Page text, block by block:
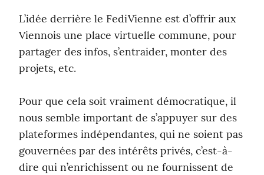
L’idée derrière le FediVienne est d’offrir aux
Viennois une place virtuelle commune, pour
partager des infos, s’entraider, monter des
projets, etc.
Pour que cela soit vraiment démocratique, il
nous semble important de s’appuyer sur des
plateformes indépendantes, qui ne soient pas
gouvernées par des intérêts privés, c’est-à-
dire qui n’enrichissent ou ne fournissent de